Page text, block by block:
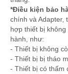
*Điều kiện bảo
chính và Adapter,
hợp thiết bị
hành, như:
- Thiết bị không
- Thiết bị bị tháo
- Thiết bị có thấm